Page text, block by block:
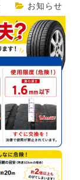
お知らせ